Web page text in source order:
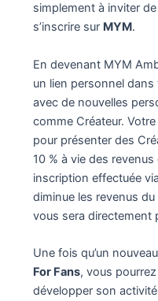
simplement à inviter
s’inscrire sur MYM.
En devenant MYM
un lien personnel
avec de nouvelles
comme Créateur.
pour présenter des
10 % à vie des
inscription effectuée
diminue les revenus
vous sera directement
Une fois qu’un
For Fans, vous pourrez
développer son